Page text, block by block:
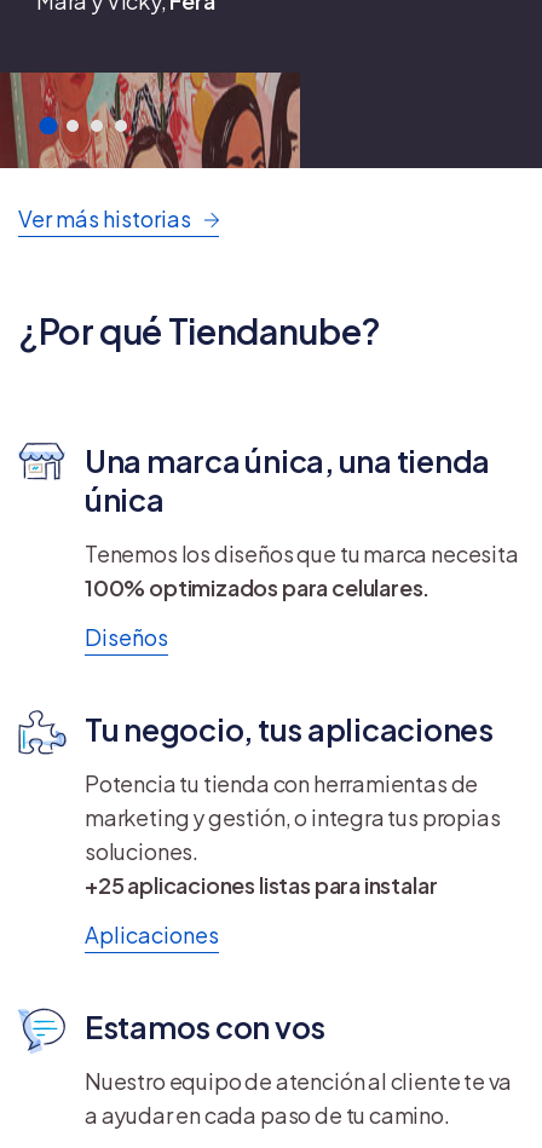
Ver más historias
¿Por qué Tiendanube?
Una marca única, una tienda
única
Tenemos los diseños que tu marca necesita
100% optimizados para celulares.
Diseños
Tu negocio, tus aplicaciones
Potencia tu tienda con herramientas de
marketing y gestión, o integra tus propias
soluciones.
+25 aplicaciones listas para instalar
Aplicaciones
Estamos con vos
Nuestro equipo de atención al cliente te va
a ayudar en cada paso de tu camino.